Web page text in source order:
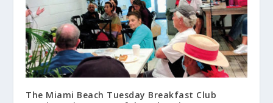
The Miami Beach Tuesday Breakfast Club